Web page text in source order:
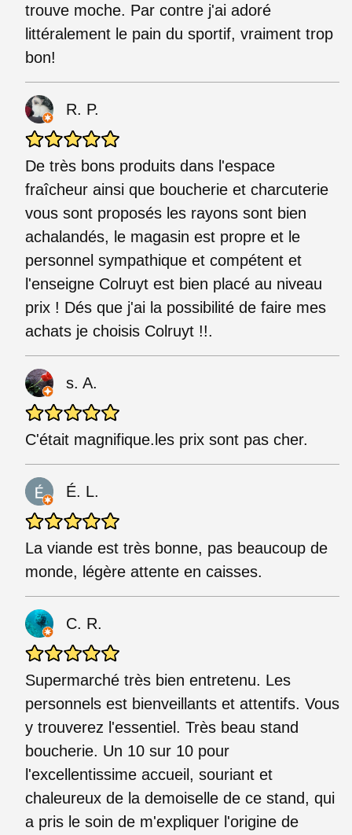
trouve moche. Par contre j'ai adoré
littéralement le pain du sportif, vraiment trop
bon!
R. P.
De très bons produits dans l'espace
fraîcheur ainsi que boucherie et charcuterie
vous sont proposés les rayons sont bien
achalandés, le magasin est propre et le
personnel sympathique et compétent et
l'enseigne Colruyt est bien placé au niveau
prix ! Dés que j'ai la possibilité de faire mes
achats je choisis Colruyt !!.
s. A.
C'était magnifique.les prix sont pas cher.
É. L.
La viande est très bonne, pas beaucoup de
monde, légère attente en caisses.
C. R.
Supermarché très bien entretenu. Les
personnels est bienveillants et attentifs. Vous
y trouverez l'essentiel. Très beau stand
boucherie. Un 10 sur 10 pour
l'excellentissime accueil, souriant et
chaleureux de la demoiselle de ce stand, qui
a pris le soin de m'expliquer l'origine de